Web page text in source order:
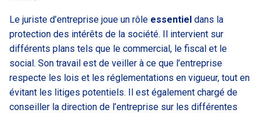
Le juriste d’entreprise joue un rôle essentiel dans la
protection des intérêts de la société. Il intervient sur
différents plans tels que le commercial, le fiscal et le
social. Son travail est de veiller à ce que l’entreprise
respecte les lois et les réglementations en vigueur, tout en
évitant les litiges potentiels. Il est également chargé de
conseiller la direction de l’entreprise sur les différentes